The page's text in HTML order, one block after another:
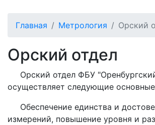
Главная Метрология Орский
Орский отдел
Орский отдел ФБУ
осуществляет следующие
Обеспечение единства и
измерений, повышение уровня и